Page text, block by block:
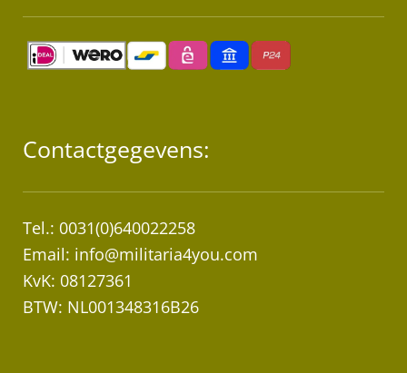
Contactgegevens:
Tel.: 0031(0)640022258
Email: info@militaria4you.com
KvK: 08127361
BTW: NL001348316B26